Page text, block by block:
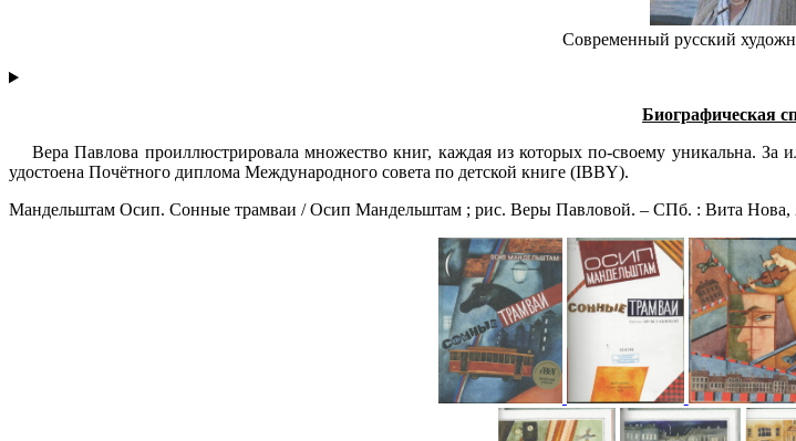
Современный русский
Биографическая
Вера Павлова проиллюстрировала множество книг, каждая из которых по-своему уникальна.
удостоена Почётного диплома Международного совета по детской книге (IBBY).
Мандельштам Осип. Сонные трамваи / Осип Мандельштам ; рис. Веры Павловой. – СПб. : Вита Нова,